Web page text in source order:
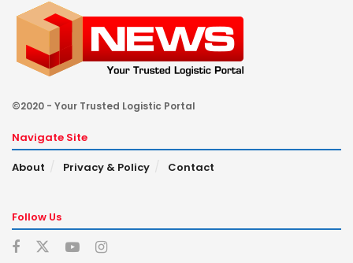
©2020 - Your Trusted Logistic Portal
Navigate Site
About
Privacy & Policy Contact
Follow Us